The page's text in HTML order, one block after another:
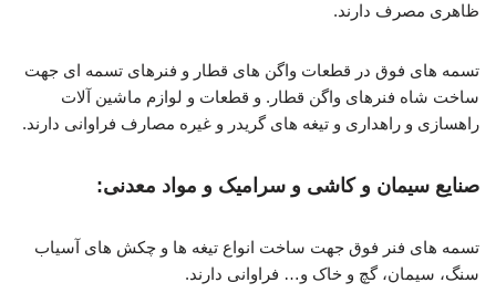
ظاهری مصرف دارند.
تسمه های فوق در قطعات واگن های قطار و فنرهای تسمه ای جهت
ساخت شاه فنرهای واگن قطار. و قطعات و لوازم ماشین آلات
راهسازی و راهداری و تیغه های گریدر و غیره مصارف فراوانی دارند.
صنایع سیمان و کاشی و سرامیک و مواد معدنی:
تسمه های فنر فوق جهت ساخت انواع تیغه ها و چکش های آسیاب
سنگ، سیمان، گچ و خاک و… فراوانی دارند.